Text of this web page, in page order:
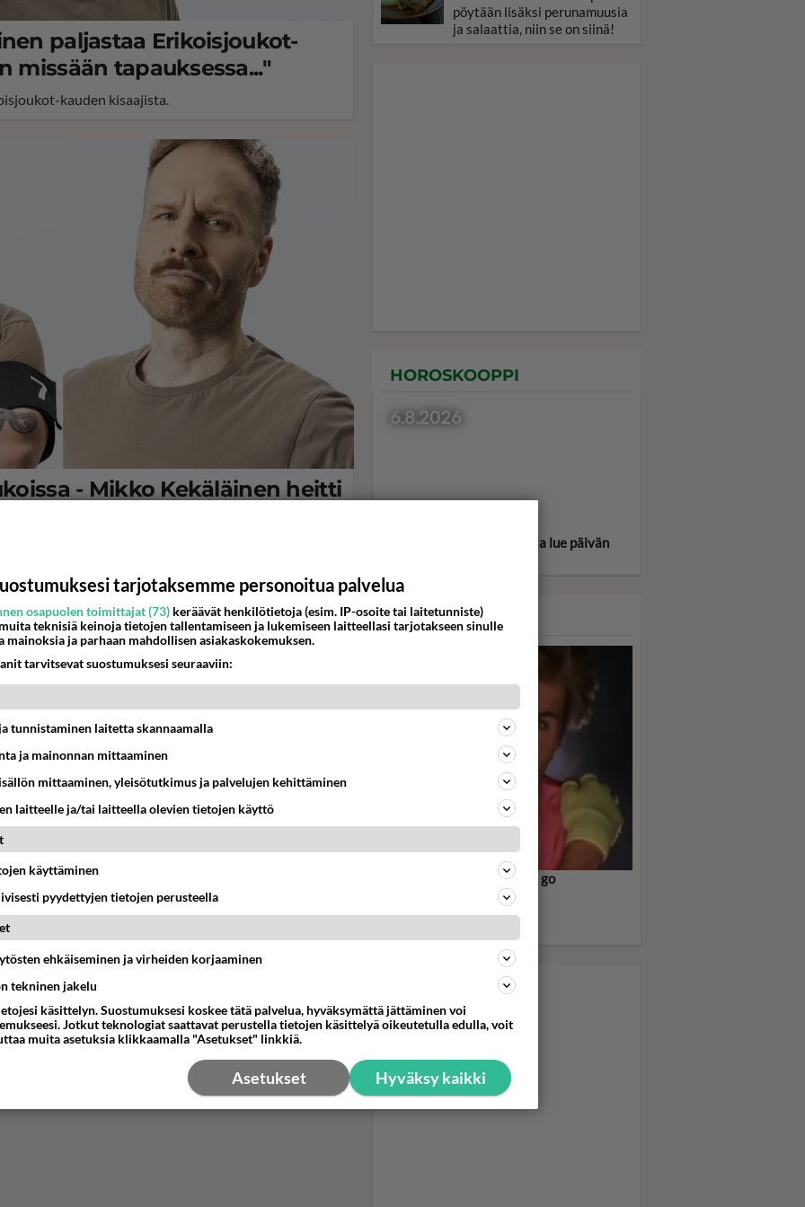
paljastaa Erikoisjoukot-
missään tapauksessa..."
kauden kisaajista.
- Mikko Kekäläinen heitti
ettei sulla..."
uuden Erikoisjoukot-kauden kisaajista.
Itki ja kävi “mökötysmökissä”
"Kun tuli…"
Selviytyjät Suomi -realitystä. Nyt hän oli mukana
pöytään lisäksi perunamuusia
ja salaattia, niin se on siinä!
HOROSKOOPPI
6.8.2026
Valitse oma tähtimerkkisi ja lue päivän
KASARI
Wake me up before you go, go
- Wham! särki sydämiä -
George Michael nousi
tarjotaksemme personoitua palvelua
osapuolen toimittajat (73) keräävät henkilötietoja (esim. IP-osoite tai laitetunniste)
teknisiä keinoja tietojen tallentamiseen ja lukemiseen laitteellasi tarjotakseen sinulle
ja parhaan mahdollisen asiakaskokemuksen.
tarvitsevat suostumuksesi seuraaviin:
tunnistaminen laitetta skannaamalla
ja mainonnan mittaaminen
mittaaminen, yleisötutkimus ja palvelujen kehittäminen
laitteelle ja/tai laitteella olevien tietojen käyttö
käyttäminen
pyydettyjen tietojen perusteella
ehkäiseminen ja virheiden korjaaminen
tekninen jakelu
käsittelyn. Suostumuksesi koskee tätä palvelua, hyväksymättä jättäminen voi
Jotkut teknologiat saattavat perustella tietojen käsittelyä oikeutetulla edulla, voit
muita asetuksia klikkaamalla "Asetukset" linkkiä.
Hyväksy kaikki
Asetukset